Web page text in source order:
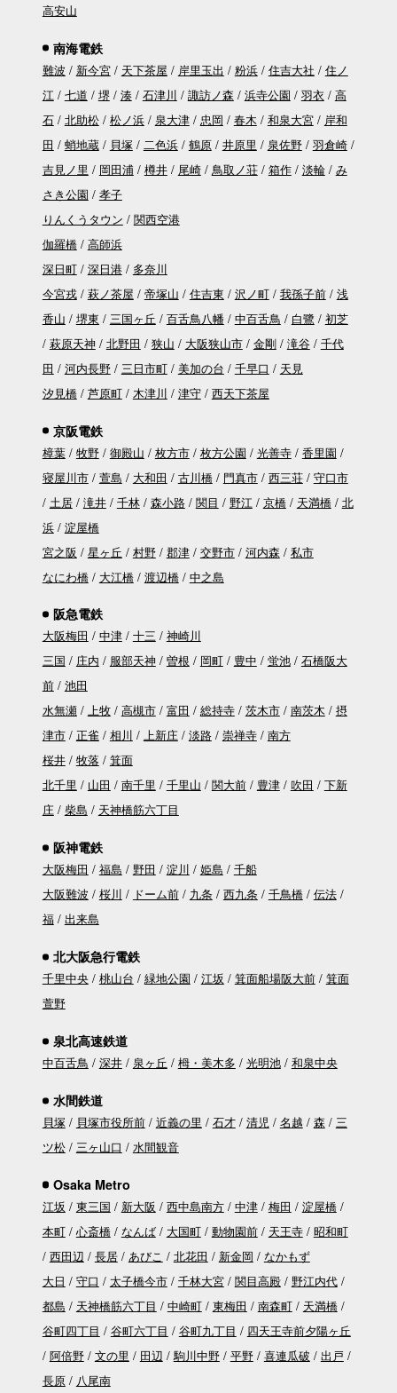
高安山
南海電鉄
難波 新今宮 天下茶屋 岸里玉出 粉浜 住吉大社
住ノ
江
七道 堺 湊 石津川 諏訪ノ森 浜寺公園 羽衣
高
石
北助松 松ノ浜 泉大津 忠岡 春木 和泉大宮
岸和
田
蛸地蔵 貝塚 二色浜 鶴原 井原里 泉佐野
羽倉崎
吉見ノ里
岡田浦 樽井 尾崎 鳥取ノ荘 箱作 淡輪
み
さき公園
孝子
りんくうタウン
関西空港
伽羅橋
高師浜
深日町
深日港
多奈川
今宮戎
萩ノ茶屋 帝塚山 住吉東 沢ノ町 我孫子前
浅
香山
堺東 三国ヶ丘 百舌鳥八幡 中百舌鳥 白鷺
初芝
萩原天神
北野田 狭山 大阪狭山市 金剛 滝谷
千代
田
河内長野 三日市町 美加の台 千早口
天見
汐見橋
芦原町 木津川 津守 西天下茶屋
京阪電鉄
樟葉 牧野 御殿山 枚方市 枚方公園 光善寺
香里園
寝屋川市
萱島 大和田 古川橋 門真市 西三荘
守口市
土居
滝井 千林 森小路 関目 野江 京橋 天満橋
北
浜
淀屋橋
宮之阪
星ヶ丘 村野 郡津 交野市 河内森
私市
なにわ橋
大江橋 渡辺橋 中之島
阪急電鉄
大阪梅田 中津 十三
神崎川
三国
庄内 服部天神 曽根 岡町 豊中 蛍池
石橋阪大
前
池田
水無瀬
上牧 高槻市 富田 総持寺 茨木市 南茨木
摂
津市
正雀 相川 上新庄 淡路 崇禅寺
南方
桜井
牧落
箕面
北千里
山田 南千里 千里山 関大前 豊津 吹田
下新
庄
柴島 天神橋筋六丁目
阪神電鉄
大阪梅田 福島 野田 淀川 姫島
千船
大阪難波
桜川 ドーム前 九条 西九条 千鳥橋
伝法
福
出来島
北大阪急行電鉄
千里中央 桃山台 緑地公園 江坂 箕面船場阪大前
箕面
萱野
泉北高速鉄道
中百舌鳥 深井 泉ヶ丘 栂・美木多 光明池 和泉中央
水間鉄道
貝塚 貝塚市役所前 近義の里 石才 清児 名越 森
三
ツ松
三ヶ山口 水間観音
Osaka Metro
江坂 東三国 新大阪 西中島南方 中津 梅田
淀屋橋
本町
心斎橋 なんば 大国町 動物園前 天王寺
昭和町
西田辺
長居 あびこ 北花田 新金岡
なかもず
大日
守口 太子橋今市 千林大宮 関目高殿
野江内代
都島
天神橋筋六丁目 中崎町 東梅田 南森町
天満橋
谷町四丁目
谷町六丁目 谷町九丁目
四天王寺前夕陽ヶ丘
阿倍野
文の里 田辺 駒川中野 平野 喜連瓜破
出戸
長原
八尾南